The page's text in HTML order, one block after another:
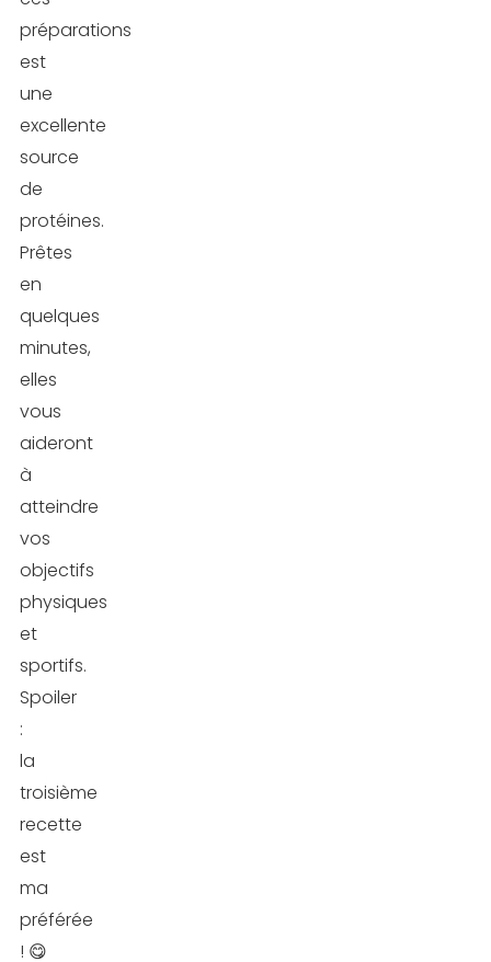
préparations
est
une
excellente
source
de
protéines.
Prêtes
en
quelques
minutes,
elles
vous
aideront
à
atteindre
vos
objectifs
physiques
et
sportifs.
Spoiler
:
la
troisième
recette
est
ma
préférée
! 😋